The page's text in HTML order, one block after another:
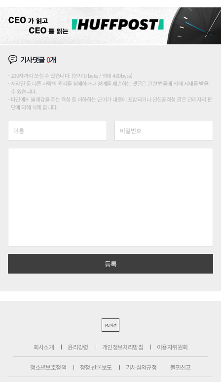
기사댓글0개
200자까지 쓰실 수 있습니다. (현재 0 byte / 최대 400byte)
저작권 등 다른 사람의 권리를 침해하거나 명예를 훼손하는 댓글은 관련 법률에 의해 제재를 받을
수 있습니다.
타인에게 불쾌감을 주는 욕설 등 비하하는 단어가 내용에 포함되거나 인신공격성 글은 관리자의 판
단에 의해 삭제 합니다.
PC버전
회사소개 윤리강령 개인정보처리방침 이용자위원회
청소년보호정책 정정·반론보도 기사심의규정 불편신고